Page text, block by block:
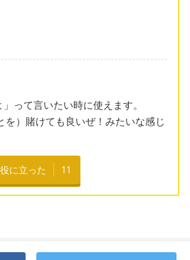
って言いたい時に使えます。
）賭けても良いぜ！みたいな感じ
役に立った 11